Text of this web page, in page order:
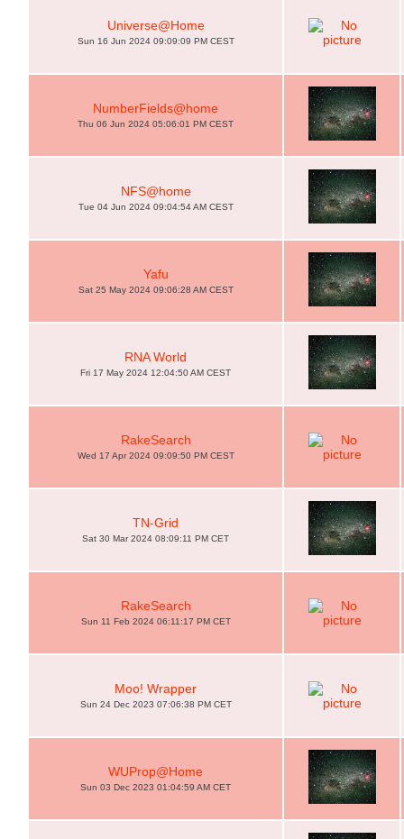
Universe@Home
Sun 16 Jun 2024 09:09:09 PM CEST
NumberFields@home
Thu 06 Jun 2024 05:06:01 PM CEST
NFS@home
Tue 04 Jun 2024 09:04:54 AM CEST
Yafu
Sat 25 May 2024 09:06:28 AM CEST
RNA World
Fri 17 May 2024 12:04:50 AM CEST
RakeSearch
Wed 17 Apr 2024 09:09:50 PM CEST
TN-Grid
Sat 30 Mar 2024 08:09:11 PM CET
RakeSearch
Sun 11 Feb 2024 06:11:17 PM CET
Moo! Wrapper
Sun 24 Dec 2023 07:06:38 PM CET
WUProp@Home
Sun 03 Dec 2023 01:04:59 AM CET